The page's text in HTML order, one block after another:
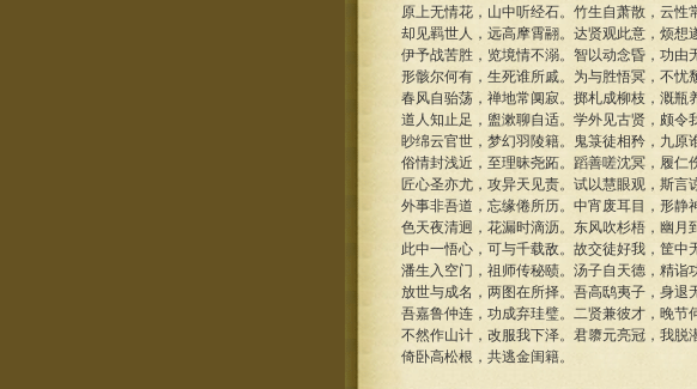
原上无情花，山中听经石。竹生自萧散，云性
却见羁世人，远高摩霄翮。达贤观此意，烦想
伊予战苦胜，览境情不溺。智以动念昏，功由
形骸尔何有，生死谁所戚。为与胜悟冥，不忧
春风自骀荡，禅地常阒寂。掷札成柳枝，溉瓶
道人知止足，盥漱聊自适。学外见古贤，颇令
眇绵云官世，梦幻羽陵籍。鬼箓徒相矜，九原
俗情封浅近，至理昧尧跖。蹈善嗟沈冥，履仁
匠心圣亦尤，攻异天见责。试以慧眼观，斯言
外事非吾道，忘缘倦所历。中宵废耳目，形静
色天夜清迥，花漏时滴沥。东风吹杉梧，幽月
此中一悟心，可与千载敌。故交徒好我，筐中
潘生入空门，祖师传秘赜。汤子自天德，精诣
放世与成名，两图在所择。吾高鸱夷子，身退
吾嘉鲁仲连，功成弃珪璧。二贤兼彼才，晚节
不然作山计，改服我下泽。君隳元亮冠，我脱
倚卧高松根，共逃金闺籍。